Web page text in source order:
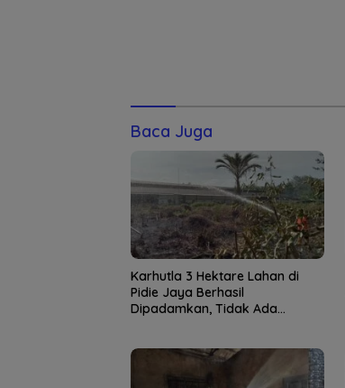
Baca Juga
Karhutla 3 Hektare Lahan di
Pidie Jaya Berhasil
Dipadamkan, Tidak Ada